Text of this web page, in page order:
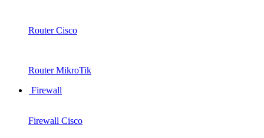
Router Cisco
Router MikroTik
Firewall
Firewall Cisco